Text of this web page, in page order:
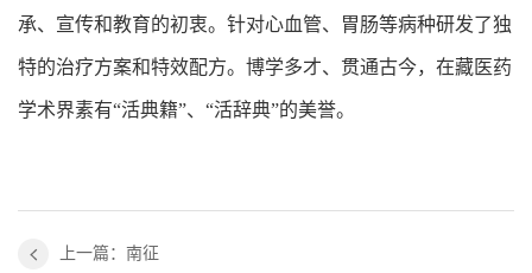
承、宣传和教育的初衷。针对心血管、胃肠等病种研发了独
特的治疗方案和特效配方。博学多才、贯通古今，在藏医药
学术界素有“活典籍”、“活辞典”的美誉。
上一篇：南征